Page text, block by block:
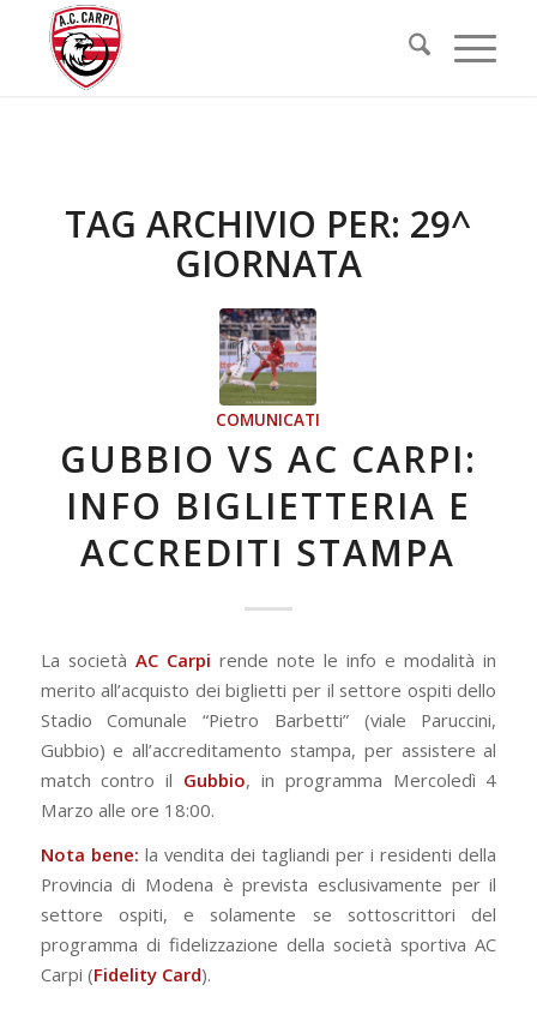
TAG ARCHIVIO PER: 29^
GIORNATA
COMUNICATI
GUBBIO VS AC CARPI:
INFO BIGLIETTERIA E
ACCREDITI STAMPA
La società AC Carpi rende note le info e modalità in
merito all’acquisto dei biglietti per il settore ospiti dello
Stadio Comunale “Pietro Barbetti” (viale Paruccini,
Gubbio) e all’accreditamento stampa, per assistere al
match contro il Gubbio, in programma Mercoledì 4
Marzo alle ore 18:00.
Nota bene: la vendita dei tagliandi per i residenti della
Provincia di Modena è prevista esclusivamente per il
settore ospiti, e solamente se sottoscrittori del
programma di fidelizzazione della società sportiva AC
Carpi (Fidelity Card).